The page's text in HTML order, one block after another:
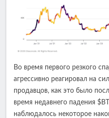
Во время первого резкого
агрессивно реагировал на
продавцов, как это было
время недавнего падения
наблюдалось некоторое